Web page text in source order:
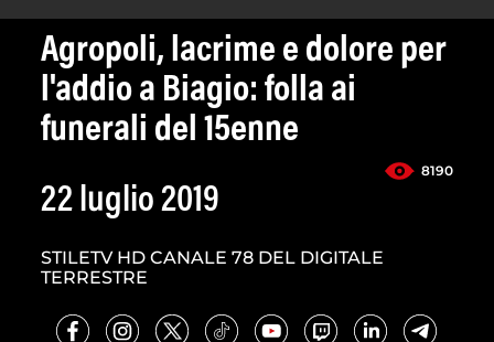
Agropoli, lacrime e dolore per
l'addio a Biagio: folla ai
funerali del 15enne
8190
22 luglio 2019
STILETV HD CANALE 78 DEL DIGITALE
TERRESTRE